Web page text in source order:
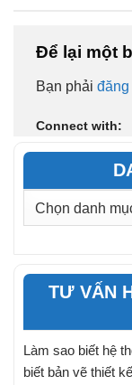
Để lại một
Bạn phải
Connect with:
DANH
TƯ VẤN
Làm sao biết hệ
biết bản vẽ thiết